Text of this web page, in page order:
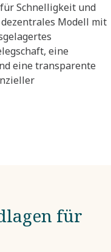
Schnelligkeit und
Modell mit
eine
eine transparente
für